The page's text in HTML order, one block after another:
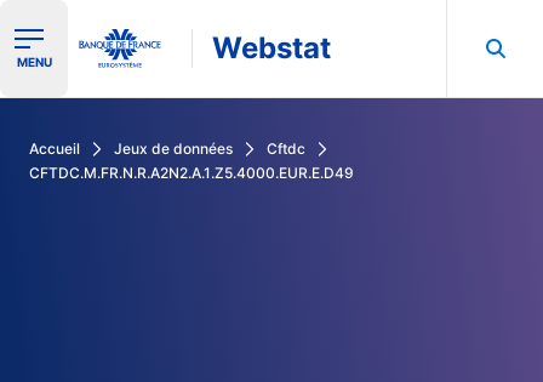
Ouvrir le menu de navigation
MENU Webstat
Accueil Jeux de données
Cftdc
CFTDC.M.FR.N.R.A2N2.A.1.Z5.4000.EUR.E.D49